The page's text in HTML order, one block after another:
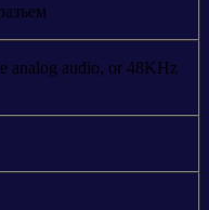
analog audio, or 48KHz